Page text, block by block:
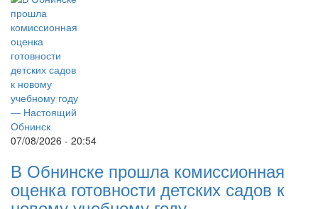
07/08/2026 - 20:54
В Обнинске прошла комиссионная
оценка готовности детских садов к